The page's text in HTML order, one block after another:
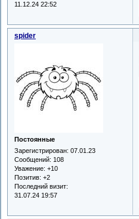
11.12.24 22:52
spider
Постоянные
Зарегистрирован: 07.01.23
Сообщений: 108
Уважение: +10
Позитив: +2
Последний визит:
31.07.24 19:57